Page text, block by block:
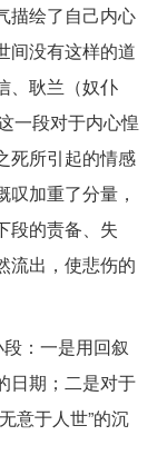
描绘了自己内心
间没有这样的道
、耿兰（奴仆
一段对于内心惶
死所引起的情感
加重了分量，
段的责备、失
流出，使悲伤的
：一是用回叙
日期；二是对于
意于人世”的沉